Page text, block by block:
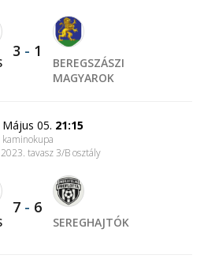
3 - 1
BEREGSZÁSZI
MAGYAROK
Május 05. 21:15
kaminokupa
tavasz 3/B osztály
7 - 6
SEREGHAJTÓK